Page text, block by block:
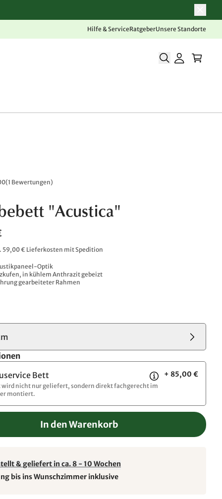
Hilfe & ServiceRatgeberUnsere Standorte
(1 Bewertungen)
"Acustica"
59,00 € Lieferkosten mit Spedition
Optik
in kühlem Anthrazit gebeizt
gearbeiteter Rahmen
Bett
wird nicht nur geliefert, sondern direkt fachgerecht im
montiert.
+ 85,00 €
In den Warenkorb
& geliefert in ca. 8 - 10 Wochen
bis ins Wunschzimmer inklusive